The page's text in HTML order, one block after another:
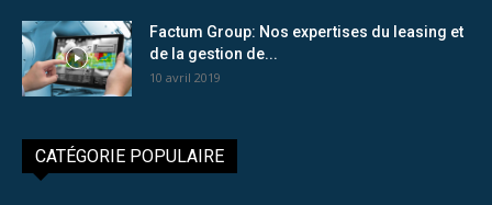
Factum Group: Nos expertises du leasing et
de la gestion de...
10 avril 2019
CATÉGORIE POPULAIRE